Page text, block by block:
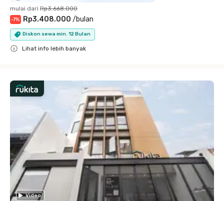
mulai dari Rp3.668.000
-7% Rp3.408.000 /bulan
Diskon sewa min. 12 Bulan
Lihat info lebih banyak
Video